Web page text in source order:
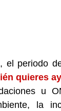
el periodo
quieres
u
la